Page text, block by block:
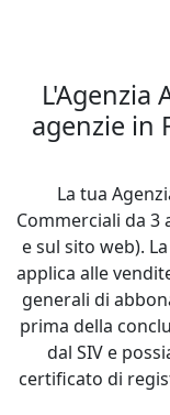
L'Agenzia
agenzie in
La tua
Commerciali da 3
e sul sito web).
applica alle
generali di
prima della
dal SIV e
certificato di